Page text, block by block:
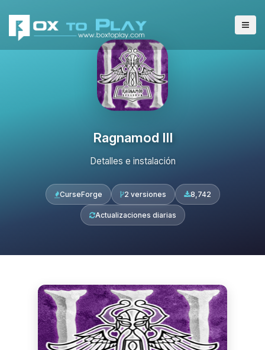
Ragnamod III
Detalles e instalación
CurseForge 2 versiones 8,742
Actualizaciones diarias